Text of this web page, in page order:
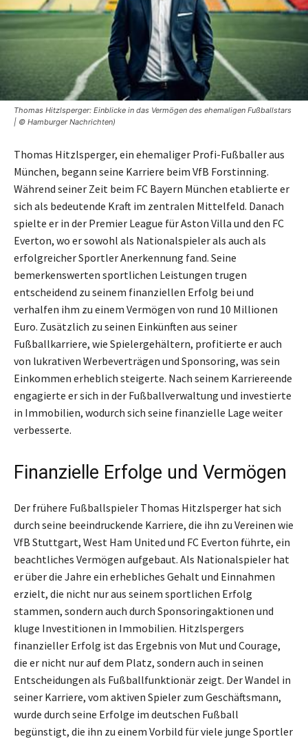
Thomas Hitzlsperger: Einblicke in das Vermögen des ehemaligen Fußballstars
| © Hamburger Nachrichten)
Thomas Hitzlsperger, ein ehemaliger Profi-Fußballer aus
München, begann seine Karriere beim VfB Forstinning.
Während seiner Zeit beim FC Bayern München etablierte er
sich als bedeutende Kraft im zentralen Mittelfeld. Danach
spielte er in der Premier League für Aston Villa und den FC
Everton, wo er sowohl als Nationalspieler als auch als
erfolgreicher Sportler Anerkennung fand. Seine
bemerkenswerten sportlichen Leistungen trugen
entscheidend zu seinem finanziellen Erfolg bei und
verhalfen ihm zu einem Vermögen von rund 10 Millionen
Euro. Zusätzlich zu seinen Einkünften aus seiner
Fußballkarriere, wie Spielergehältern, profitierte er auch
von lukrativen Werbeverträgen und Sponsoring, was sein
Einkommen erheblich steigerte. Nach seinem Karriereende
engagierte er sich in der Fußballverwaltung und investierte
in Immobilien, wodurch sich seine finanzielle Lage weiter
verbesserte.
Finanzielle Erfolge und Vermögen
Der frühere Fußballspieler Thomas Hitzlsperger hat sich
durch seine beeindruckende Karriere, die ihn zu Vereinen wie
VfB Stuttgart, West Ham United und FC Everton führte, ein
beachtliches Vermögen aufgebaut. Als Nationalspieler hat
er über die Jahre ein erhebliches Gehalt und Einnahmen
erzielt, die nicht nur aus seinem sportlichen Erfolg
stammen, sondern auch durch Sponsoringaktionen und
kluge Investitionen in Immobilien. Hitzlspergers
finanzieller Erfolg ist das Ergebnis von Mut und Courage,
die er nicht nur auf dem Platz, sondern auch in seinen
Entscheidungen als Fußballfunktionär zeigt. Der Wandel in
seiner Karriere, vom aktiven Spieler zum Geschäftsmann,
wurde durch seine Erfolge im deutschen Fußball
begünstigt, die ihn zu einem Vorbild für viele junge Sportler